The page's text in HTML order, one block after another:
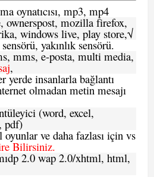
oynatıcısı, mp3, mp4
ownerspost, mozilla firefox,
windows live, play store,√
yakınlık sensörü.
mms, e-posta, multi media,
,
yerde insanlarla bağlantı
olmadan metin mesajı
(word, excel,
pdf)
ve daha fazlası için vs
Bilirsiniz.
2.0 wap 2.0/xhtml, html,